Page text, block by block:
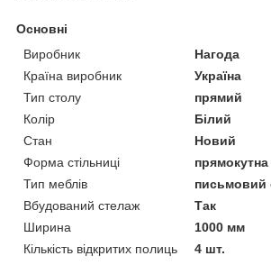
Основні
Виробник
Нагода
Країна виробник
Україна
Тип столу
прямий
Колір
Білий
Стан
Новий
Форма стільниці
прямокутна
Тип меблів
письмовий
Вбудований стелаж
Так
Ширина
1000 мм
Кількість відкритих полиць
4 шт.